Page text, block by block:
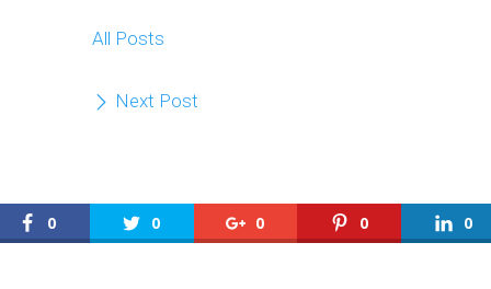
All Posts
Next Post
0 0 0 0 0